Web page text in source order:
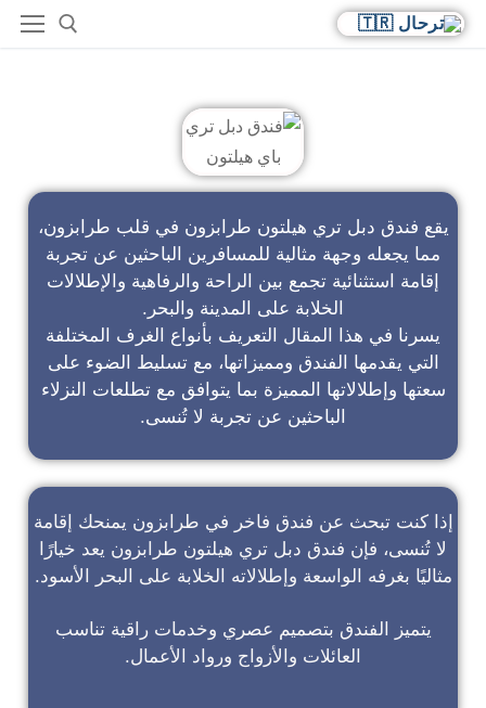
يقع فندق دبل تري هيلتون طرابزون في قلب طرابزون،
مما يجعله وجهة مثالية للمسافرين الباحثين عن تجربة
إقامة استثنائية تجمع بين الراحة والرفاهية والإطلالات
الخلابة على المدينة والبحر.
يسرنا في هذا المقال التعريف بأنواع الغرف المختلفة
التي يقدمها الفندق ومميزاتها، مع تسليط الضوء على
سعتها وإطلالاتها المميزة بما يتوافق مع تطلعات النزلاء
الباحثين عن تجربة لا تُنسى.
إذا كنت تبحث عن فندق فاخر في طرابزون يمنحك إقامة
لا تُنسى، فإن فندق دبل تري هيلتون طرابزون يعد خيارًا
مثاليًا بغرفه الواسعة وإطلالاته الخلابة على البحر الأسود.
يتميز الفندق بتصميم عصري وخدمات راقية تناسب
العائلات والأزواج ورواد الأعمال.